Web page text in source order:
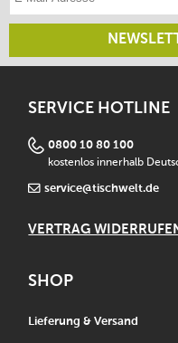
familienfreundlich
der Mega Hopper
15 Jahre
Einzelteile von Hand
SERVICE HOTLINE
0800 10 80 100
kostenlos innerhalb
service@tischwelt.de
VERTRAG
SHOP
Lieferung & Versand